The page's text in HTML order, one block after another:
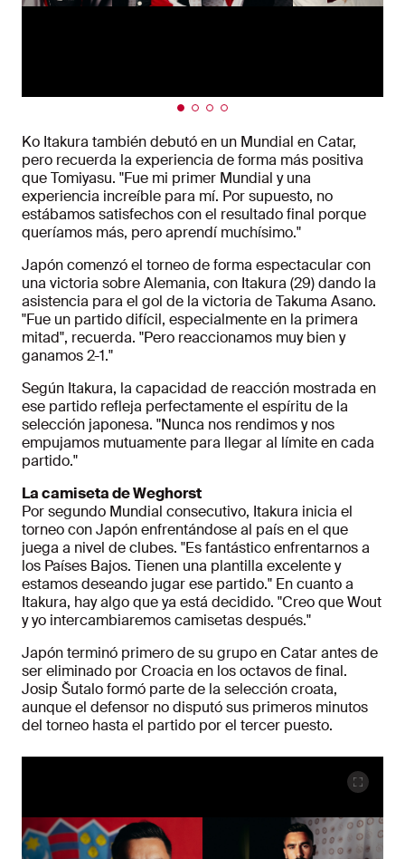
Ko Itakura también debutó en un Mundial en Catar,
pero recuerda la experiencia de forma más positiva
que Tomiyasu. "Fue mi primer Mundial y una
experiencia increíble para mí. Por supuesto, no
estábamos satisfechos con el resultado final porque
queríamos más, pero aprendí muchísimo."
Japón comenzó el torneo de forma espectacular con
una victoria sobre Alemania, con Itakura (29) dando la
asistencia para el gol de la victoria de Takuma Asano.
"Fue un partido difícil, especialmente en la primera
mitad", recuerda. "Pero reaccionamos muy bien y
ganamos 2-1."
Según Itakura, la capacidad de reacción mostrada en
ese partido refleja perfectamente el espíritu de la
selección japonesa. "Nunca nos rendimos y nos
empujamos mutuamente para llegar al límite en cada
partido."
La camiseta de Weghorst
Por segundo Mundial consecutivo, Itakura inicia el
torneo con Japón enfrentándose al país en el que
juega a nivel de clubes. "Es fantástico enfrentarnos a
los Países Bajos. Tienen una plantilla excelente y
estamos deseando jugar ese partido." En cuanto a
Itakura, hay algo que ya está decidido. "Creo que Wout
y yo intercambiaremos camisetas después."
Japón terminó primero de su grupo en Catar antes de
ser eliminado por Croacia en los octavos de final.
Josip Šutalo formó parte de la selección croata,
aunque el defensor no disputó sus primeros minutos
del torneo hasta el partido por el tercer puesto.